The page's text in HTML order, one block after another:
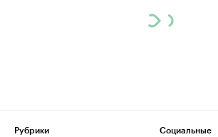
Рубрики
Социальные